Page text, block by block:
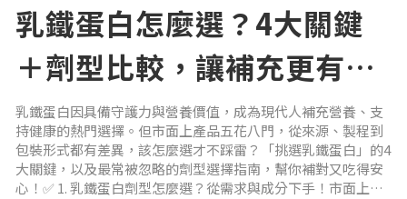
乳鐵蛋白就是最佳的選擇。守護健康、維持體內動態恆定的祕
密武器
抗氧化、抗發炎和調節免疫，這三者是守護健康的鐵三角，而
乳鐵蛋白就是提升這三種功效的祕密武器。
所謂的健康，就是維持「體內動態恆定」（Homeostasis），
亦即當身體受到擾動時，可以馬上平衡回來。不健康的人，平
乳鐵蛋白怎麼選？4大關鍵
＋劑型比較，讓補充更有
效！
乳鐵蛋白因具備守護力與營養價值，成為現代人補充營養、支
持健康的熱門選擇。但市面上產品五花八門，從來源、製程到
包裝形式都有差異，該怎麼選才不踩雷？「挑選乳鐵蛋白」的4
大關鍵，以及最常被忽略的劑型選擇指南，幫你補對又吃得安
心！✅ 1. 乳鐵蛋白劑型怎麼選？從需求與成分下手！市面上的